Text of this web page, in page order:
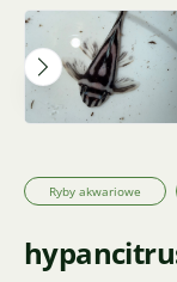
Ryby akwariowe